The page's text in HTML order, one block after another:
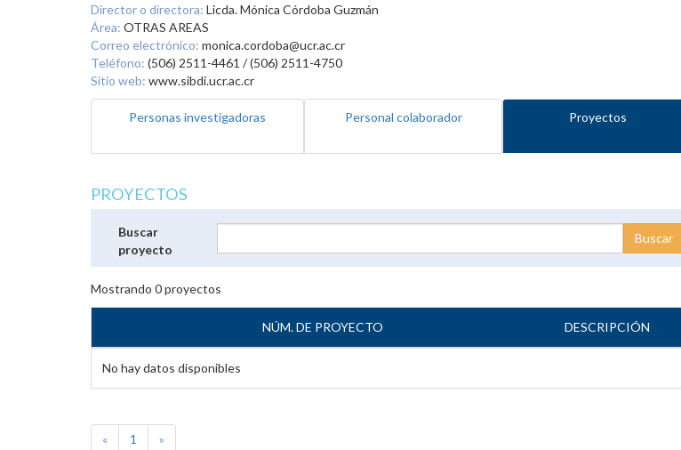
Director o directora: Licda. Mónica Córdoba Guzmán
Área: OTRAS AREAS
Correo electrónico: monica.cordoba@ucr.ac.cr
Teléfono: (506) 2511-4461 / (506) 2511-4750
Sitio web: www.sibdi.ucr.ac.cr
Personas investigadoras Personal colaborador Proyectos
PROYECTOS
Buscar
proyecto
Mostrando 0proyectos
NÚM. DE PROYECTO DESCRIPCIÓN
No hay datos disponibles
« 1 »